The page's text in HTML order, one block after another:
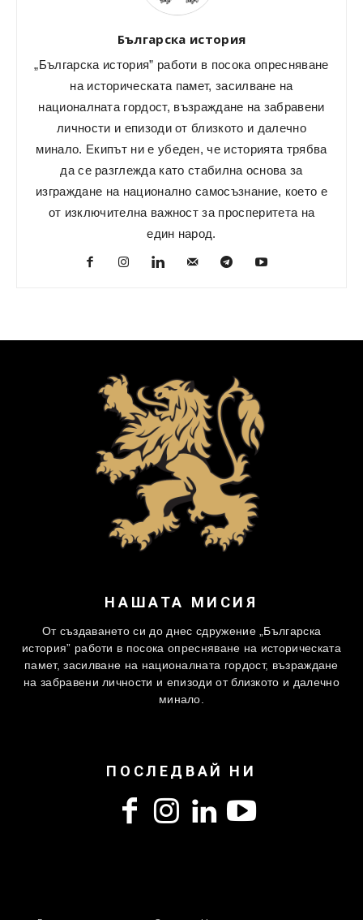
Българска история
„Българска история” работи в посока опресняване
на историческата памет, засилване на
националната гордост, възраждане на забравени
личности и епизоди от близкото и далечно
минало. Екипът ни е убеден, че историята трябва
да се разглежда като стабилна основа за
изграждане на национално самосъзнание, което е
от изключителна важност за просперитета на
един народ.
НАШАТА МИСИЯ
От създаването си до днес сдружение „Българска
история” работи в посока опресняване на историческата
памет, засилване на националната гордост, възраждане
на забравени личности и епизоди от близкото и далечно
минало.
ПОСЛЕДВАЙ НИ